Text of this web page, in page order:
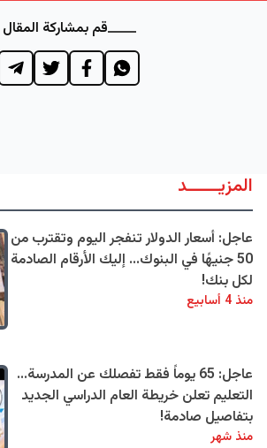
قم بمشاركة المقال
المزيــــــد
عاجل: أسعار الدولار تنفجر اليوم وتقترب من
50 جنيهًا في البنوك... إليك الأرقام الصادمة
لكل بنك!
منذ 4 أسابيع
عاجل: 65 يوماً فقط تفصلك عن المدرسة...
التعليم تعلن خريطة العام الدراسي الجديد
بتفاصيل صادمة!
منذ شهر